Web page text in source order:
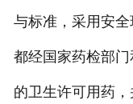
与标准，采用安全
都经国家药检部
的卫生许可用药